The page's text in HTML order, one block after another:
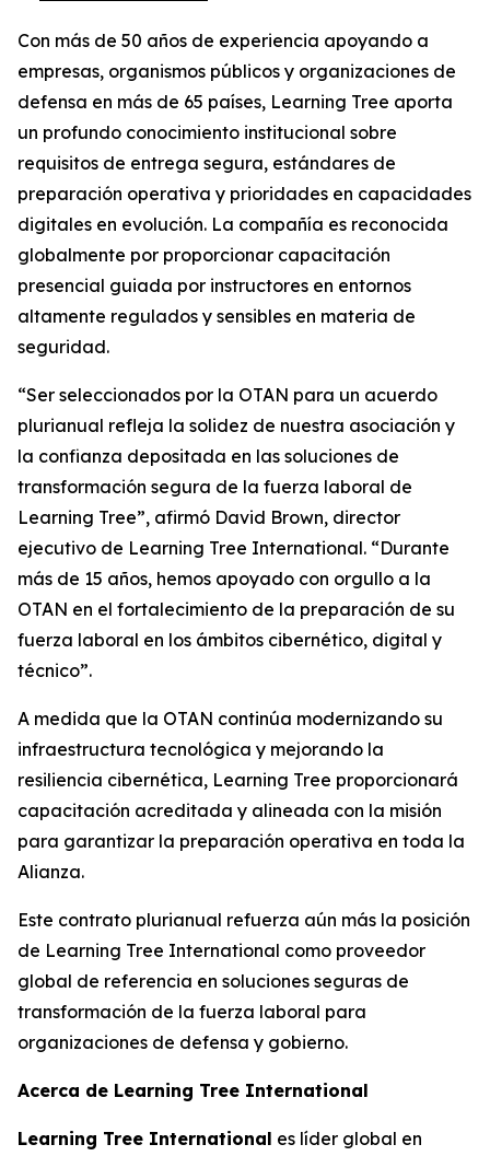
Con más de 50 años de experiencia apoyando a
empresas, organismos públicos y organizaciones de
defensa en más de 65 países, Learning Tree aporta
un profundo conocimiento institucional sobre
requisitos de entrega segura, estándares de
preparación operativa y prioridades en capacidades
digitales en evolución. La compañía es reconocida
globalmente por proporcionar capacitación
presencial guiada por instructores en entornos
altamente regulados y sensibles en materia de
seguridad.
“Ser seleccionados por la OTAN para un acuerdo
plurianual refleja la solidez de nuestra asociación y
la confianza depositada en las soluciones de
transformación segura de la fuerza laboral de
Learning Tree”, afirmó David Brown, director
ejecutivo de Learning Tree International. “Durante
más de 15 años, hemos apoyado con orgullo a la
OTAN en el fortalecimiento de la preparación de su
fuerza laboral en los ámbitos cibernético, digital y
técnico”.
A medida que la OTAN continúa modernizando su
infraestructura tecnológica y mejorando la
resiliencia cibernética, Learning Tree proporcionará
capacitación acreditada y alineada con la misión
para garantizar la preparación operativa en toda la
Alianza.
Este contrato plurianual refuerza aún más la posición
de Learning Tree International como proveedor
global de referencia en soluciones seguras de
transformación de la fuerza laboral para
organizaciones de defensa y gobierno.
Acerca de Learning Tree International
Learning Tree International es líder global en